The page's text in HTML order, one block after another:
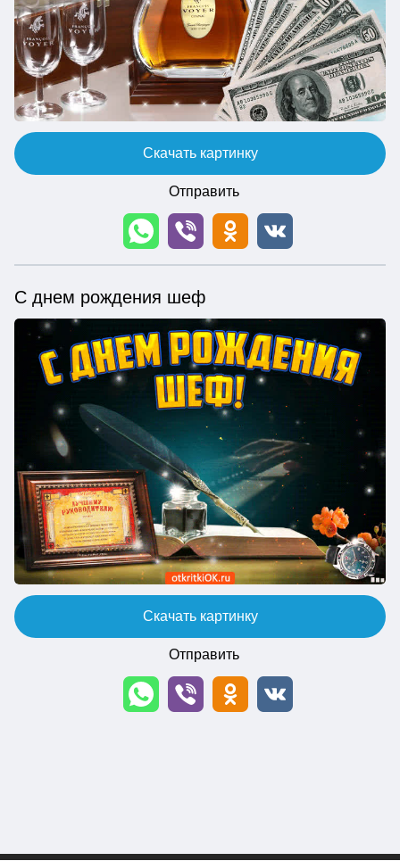
Скачать картинку
Отправить
С днем рождения шеф
Скачать картинку
Отправить